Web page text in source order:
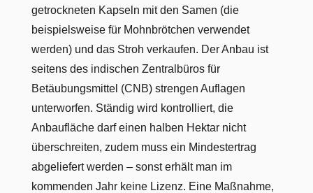
getrockneten Kapseln mit den Samen (die
beispielsweise für Mohnbrötchen verwendet
werden) und das Stroh verkaufen. Der Anbau ist
seitens des indischen Zentralbüros für
Betäubungsmittel (CNB) strengen Auflagen
unterworfen. Ständig wird kontrolliert, die
Anbaufläche darf einen halben Hektar nicht
überschreiten, zudem muss ein Mindestertrag
abgeliefert werden – sonst erhält man im
kommenden Jahr keine Lizenz. Eine Maßnahme,